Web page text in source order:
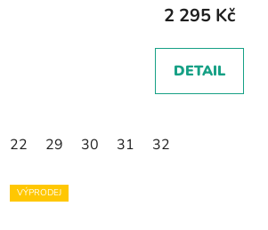
2 295 Kč
DETAIL
22 29 30 31 32
VÝPRODEJ